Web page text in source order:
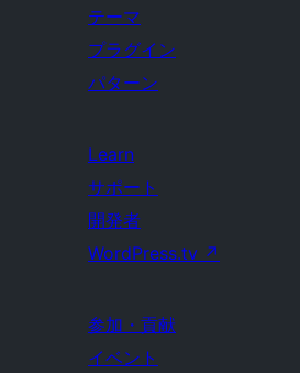
テーマ
プラグイン
パターン
Learn
サポート
開発者
WordPress.tv ↗
参加・貢献
イベント